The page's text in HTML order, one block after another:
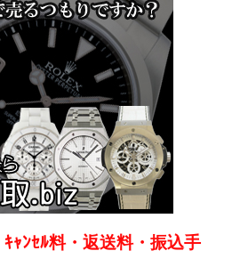
ｬﾝｾﾙ料・返送料・振込手